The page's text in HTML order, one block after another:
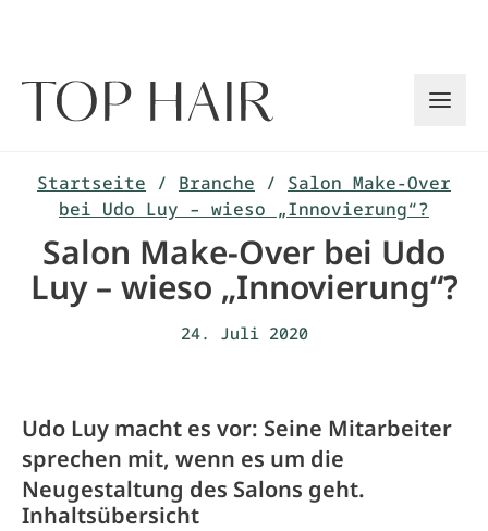
Startseite / Branche / Salon Make-Over
bei Udo Luy – wieso „Innovierung“?
Salon Make-Over bei Udo
Luy – wieso „Innovierung“?
24. Juli 2020
Udo Luy macht es vor: Seine Mitarbeiter
sprechen mit, wenn es um die
Neugestaltung des Salons geht.
Inhaltsübersicht